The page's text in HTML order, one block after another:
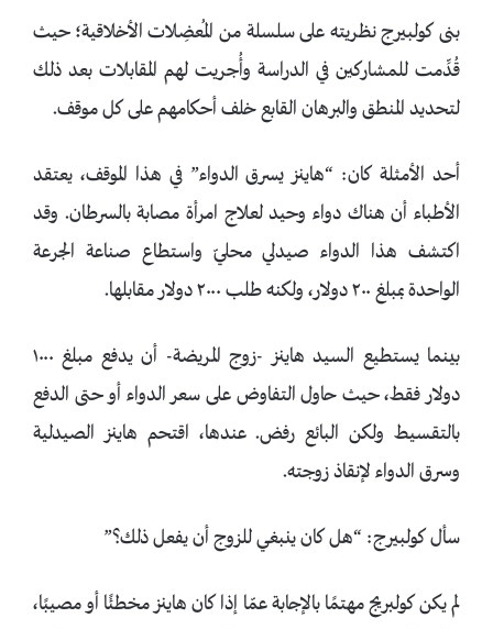
بنى كولبيرج نظريته على سلسلة من المُعضِلات الأخلاقية؛ حيث
قُدِّمت للمشاركين في الدراسة وأُجريت لهم المقابلات بعد ذلك
لتحديد المنطق والبرهان القابع خلف أحكامهم على كل موقف.
أحد الأمثلة كان: “هاينز يسرق الدواء” في هذا الموقف، يعتقد
الأطباء أن هناك دواء وحيد لعلاج امرأة مصابة بالسرطان. وقد
اكتشف هذا الدواء صيدلي محليّ واستطاع صناعة الجرعة
الواحدة بمبلغ ٢٠٠ دولار، ولكنه طلب ٢٠٠٠ دولار مقابلها.
بينما يستطيع السيد هاينز -زوج المريضة- أن يدفع مبلغ ١٠٠٠
دولار فقط، حيث حاول التفاوض على سعر الدواء أو حتى الدفع
بالتقسيط ولكن البائع رفض. عندها، اقتحم هاينز الصيدلية
وسرق الدواء لإنقاذ زوجته.
سأل كولبيرج: “هل كان ينبغي للزوج أن يفعل ذلك؟”
لم يكن كولبريج مهتمًا بالإجابة عمّا إذا كان هاينز مخطئًا أو مصيبًا،